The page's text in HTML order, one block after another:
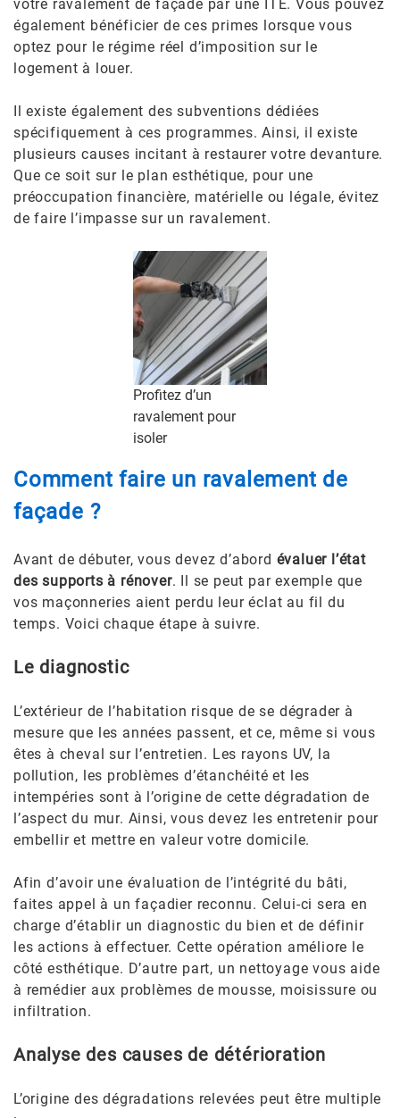
votre ravalement de façade par une ITE. Vous pouvez
également bénéficier de ces primes lorsque vous
optez pour le régime réel d’imposition sur le
logement à louer.
Il existe également des subventions dédiées
spécifiquement à ces programmes. Ainsi, il existe
plusieurs causes incitant à restaurer votre devanture.
Que ce soit sur le plan esthétique, pour une
préoccupation financière, matérielle ou légale, évitez
de faire l’impasse sur un ravalement.
Profitez d’un
ravalement pour
isoler
Comment faire un ravalement de
façade ?
Avant de débuter, vous devez d’abord évaluer l’état
des supports à rénover. Il se peut par exemple que
vos maçonneries aient perdu leur éclat au fil du
temps. Voici chaque étape à suivre.
Le diagnostic
L’extérieur de l’habitation risque de se dégrader à
mesure que les années passent, et ce, même si vous
êtes à cheval sur l’entretien. Les rayons UV, la
pollution, les problèmes d’étanchéité et les
intempéries sont à l’origine de cette dégradation de
l’aspect du mur. Ainsi, vous devez les entretenir pour
embellir et mettre en valeur votre domicile.
Afin d’avoir une évaluation de l’intégrité du bâti,
faites appel à un façadier reconnu. Celui-ci sera en
charge d’établir un diagnostic du bien et de définir
les actions à effectuer. Cette opération améliore le
côté esthétique. D’autre part, un nettoyage vous aide
à remédier aux problèmes de mousse, moisissure ou
infiltration.
Analyse des causes de détérioration
L’origine des dégradations relevées peut être multiple